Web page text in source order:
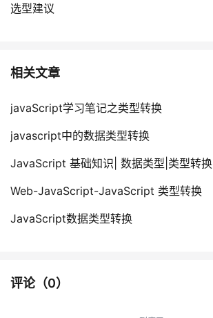
选型建议
相关文章
javaScript学习笔记之类型转换
javascript中的数据类型转换
JavaScript 基础知识| 数据类型|类型转换
Web-JavaScript-JavaScript 类型转换
JavaScript数据类型转换
评论（0）